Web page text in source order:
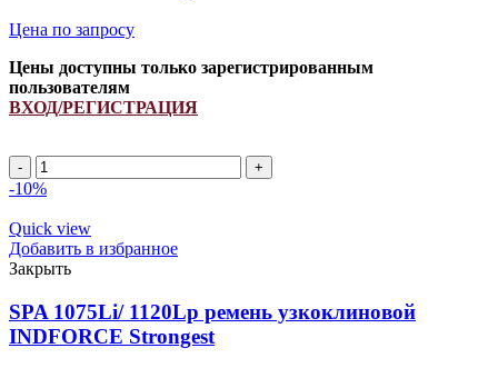
Цена по запросу
Цены доступны только зарегистрированным
пользователям
ВХОД/РЕГИСТРАЦИЯ
Количество
товара
1440Li/
1500Lp
ремень
узкоклиновой
INDFORCE
Strongest
-10%
Quick view
Добавить в избранное
Закрыть
SPA 1075Li/ 1120Lp ремень узкоклиновой
INDFORCE Strongest